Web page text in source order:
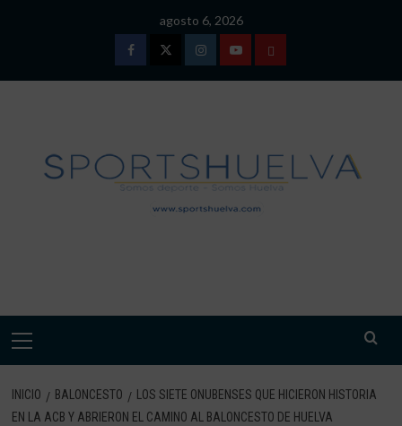
agosto 6, 2026
FacebookTwitterInstagramYoutubeTÉRMINOS
DE
USO
Menú
INICIO BALONCESTO
LOS SIETE ONUBENSES QUE HICIERON HISTORIA
EN LA ACB Y ABRIERON EL CAMINO AL BALONCESTO DE HUELVA